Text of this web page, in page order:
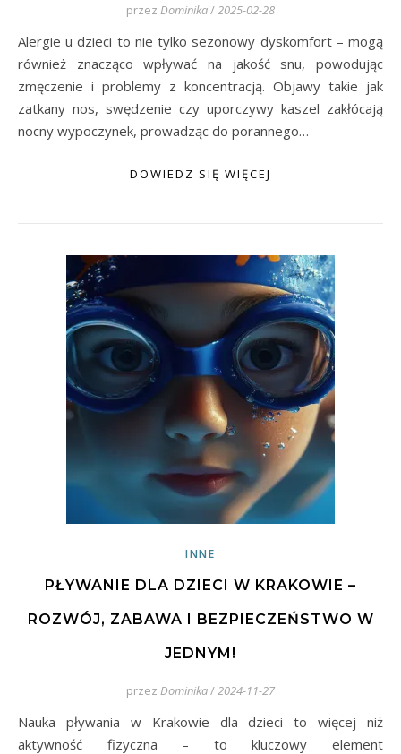
przez Dominika/2025-02-28
Alergie u dzieci to nie tylko sezonowy dyskomfort – mogą
również znacząco wpływać na jakość snu, powodując
zmęczenie i problemy z koncentracją. Objawy takie jak
zatkany nos, swędzenie czy uporczywy kaszel zakłócają
nocny wypoczynek, prowadząc do porannego…
DOWIEDZ SIĘ WIĘCEJ
INNE
PŁYWANIE DLA DZIECI W KRAKOWIE –
ROZWÓJ, ZABAWA I BEZPIECZEŃSTWO W
JEDNYM!
przez Dominika/2024-11-27
Nauka pływania w Krakowie dla dzieci to więcej niż
aktywność fizyczna – to kluczowy element